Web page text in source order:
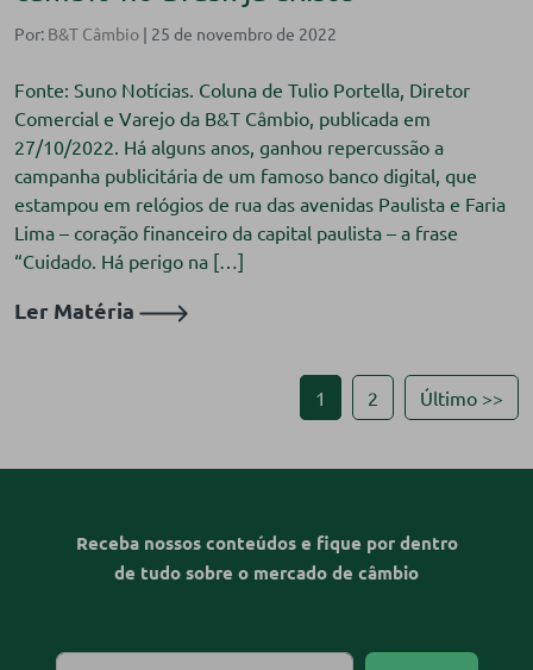
Por: B&T Câmbio | 25 de novembro de 2022
Fonte: Suno Notícias. Coluna de Tulio Portella, Diretor
Comercial e Varejo da B&T Câmbio, publicada em
27/10/2022. Há alguns anos, ganhou repercussão a
campanha publicitária de um famoso banco digital, que
estampou em relógios de rua das avenidas Paulista e Faria
Lima – coração financeiro da capital paulista – a frase
“Cuidado. Há perigo na […]
Ler Matéria
1 2 Último >>
Receba nossos conteúdos e fique por dentro
de tudo sobre o mercado de câmbio